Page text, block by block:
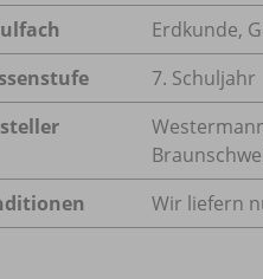
Erdkunde,
7. Schuljahr
Wir liefern